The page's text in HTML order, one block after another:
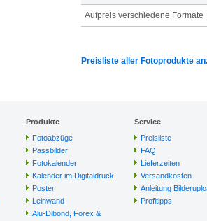
Aufpreis verschiedene Formate
Preisliste aller Fotoprodukte
Produkte
Fotoabzüge
Passbilder
Fotokalender
Kalender im Digitaldruck
Poster
Leinwand
Alu-Dibond, Forex &
Service
Preisliste
FAQ
Lieferzeiten
Versandkosten
Anleitung
Profitipps